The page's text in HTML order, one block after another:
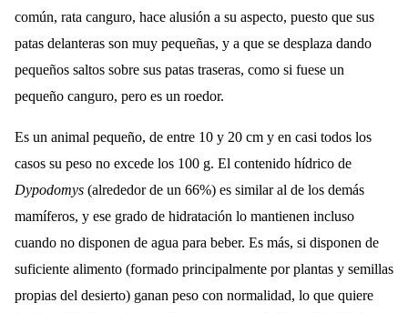
común, rata canguro, hace alusión a su aspecto, puesto que sus
patas delanteras son muy pequeñas, y a que se desplaza dando
pequeños saltos sobre sus patas traseras, como si fuese un
pequeño canguro, pero es un roedor.
Es un animal pequeño, de entre 10 y 20 cm y en casi todos los
casos su peso no excede los 100 g. El contenido hídrico de
Dypodomys (alrededor de un 66%) es similar al de los demás
mamíferos, y ese grado de hidratación lo mantienen incluso
cuando no disponen de agua para beber. Es más, si disponen de
suficiente alimento (formado principalmente por plantas y semillas
propias del desierto) ganan peso con normalidad, lo que quiere